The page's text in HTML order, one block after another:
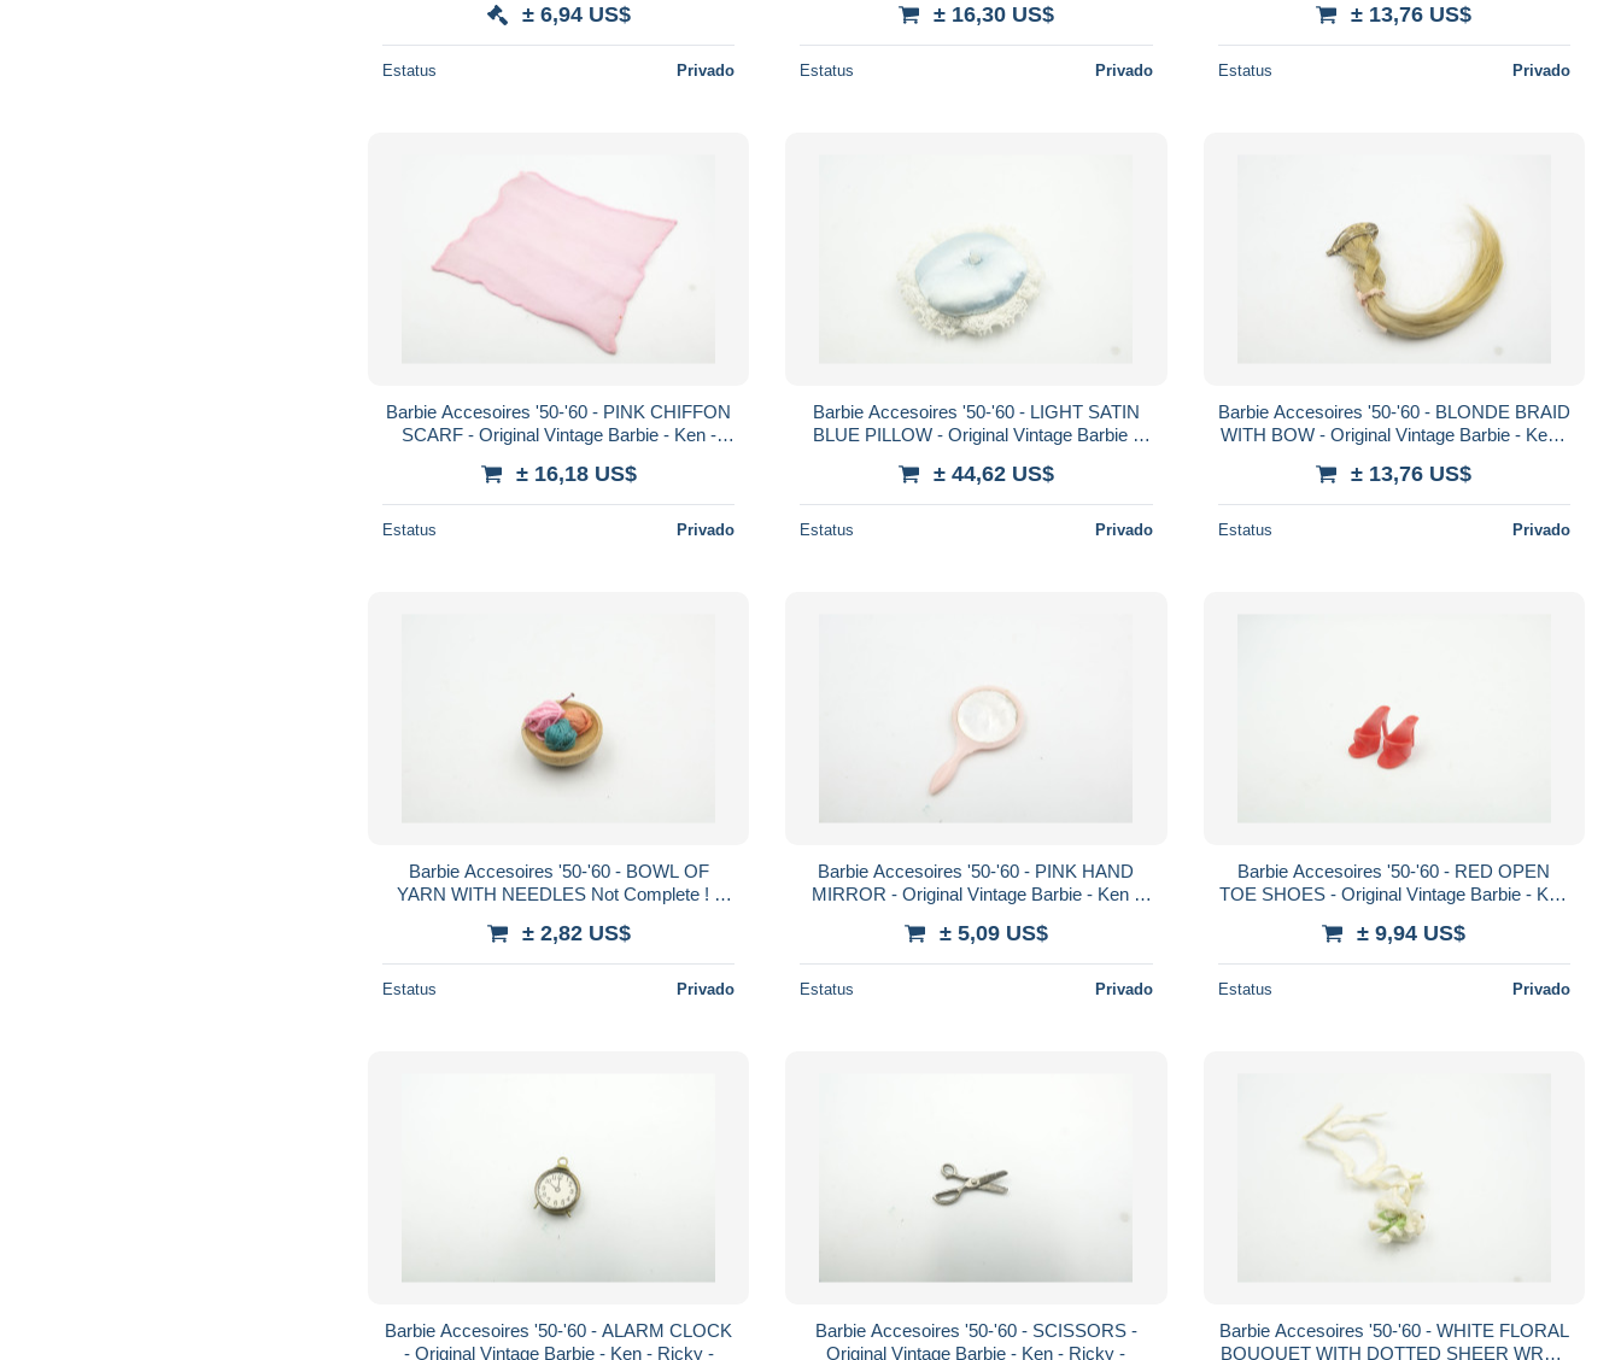
± 6,94 US$
Estatus Privado
± 16,30 US$
Estatus Privado
± 13,76 US$
Estatus Privado
Barbie Accesoires '50-'60 - PINK CHIFFON
SCARF - Original Vintage Barbie - Ken -
± 16,18 US$
Estatus Privado
Barbie Accesoires '50-'60 - LIGHT SATIN
BLUE PILLOW - Original Vintage Barbie -
± 44,62 US$
Estatus Privado
Barbie Accesoires '50-'60 - BLONDE BRAID
WITH BOW - Original Vintage Barbie - Ken -
± 13,76 US$
Estatus Privado
Barbie Accesoires '50-'60 - BOWL OF
YARN WITH NEEDLES Not Complete ! -
Skipper
± 2,82 US$
Estatus Privado
Barbie Accesoires '50-'60 - PINK HAND
MIRROR - Original Vintage Barbie - Ken -
± 5,09 US$
Estatus Privado
Barbie Accesoires '50-'60 - RED OPEN
TOE SHOES - Original Vintage Barbie - Ken
± 9,94 US$
Estatus Privado
Barbie Accesoires '50-'60 - ALARM CLOCK
- Original Vintage Barbie - Ken - Ricky -
Barbie Accesoires '50-'60 - SCISSORS -
Original Vintage Barbie - Ken - Ricky -
Barbie Accesoires '50-'60 - WHITE FLORAL
BOUQUET WITH DOTTED SHEER WRAP